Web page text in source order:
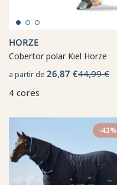
HORZE
Cobertor polar Kiel Horze
a partir de 26,87 €44,99 €
4 cores
-43%